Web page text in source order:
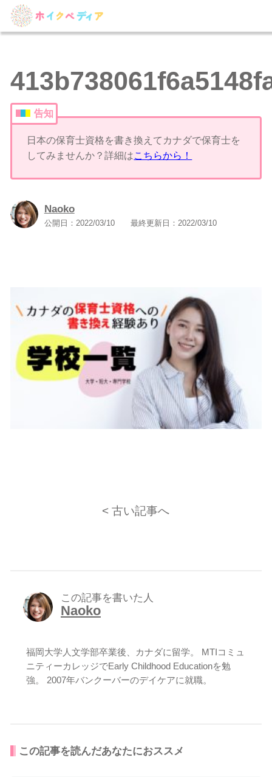
告知
日本の保育士資格を書き換えてカナダで保育士を
してみませんか？詳細はこちらから！
Naoko
公開日： 2022/03/10 最終更新日： 2022/03/10
< 古い記事へ
この記事を書いた人
Naoko
福岡大学人文学部卒業後、カナダに留学。 MTIコミュ
ニティーカレッジでEarly Childhood Educationを勉
強。 2007年バンクーバーのデイケアに就職。
この記事を読んだあなたにおススメ